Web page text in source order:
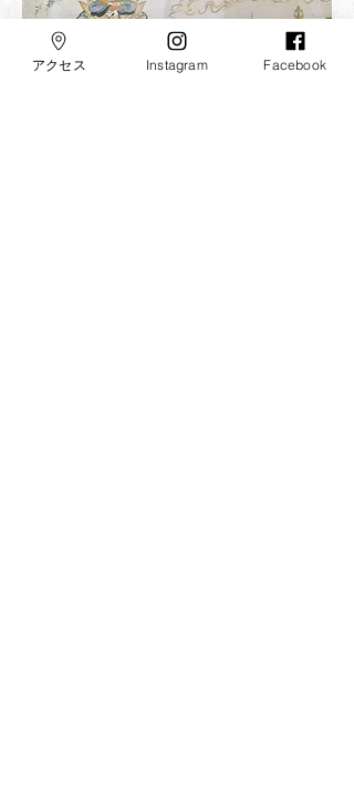
アクセス Instagram Facebook